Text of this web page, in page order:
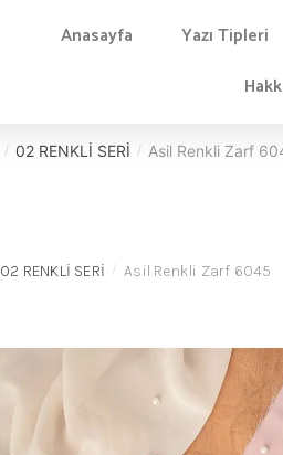
Anasayfa Yazı Tipleri
/ 02 RENKLİ SERİ / Asil Renkli Zarf
02 RENKLİ SERİ / Asil Renkli Zarf 6045